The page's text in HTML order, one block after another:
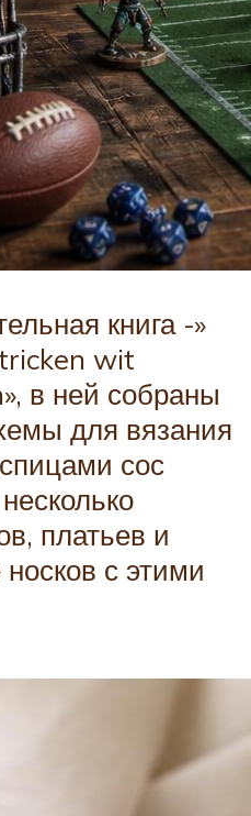
книга -»
wit
в ней собраны
для вязания
сос
платьев и
с этими